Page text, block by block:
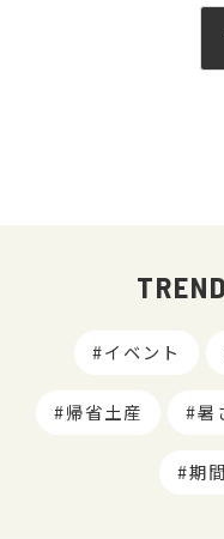
イベント
帰省土産 暑
期